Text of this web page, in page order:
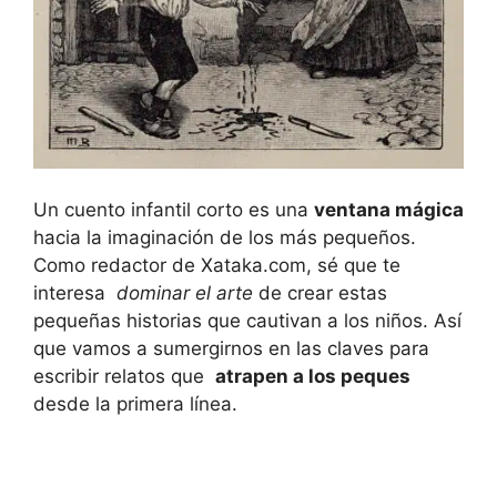
Un cuento infantil corto es una ventana mágica
hacia la imaginación de los más pequeños.
Como redactor‍ de Xataka.com, ⁣sé que ⁢te​
interesa ⁢ dominar el arte de crear estas
pequeñas historias⁤ que​ cautivan a los niños. Así
⁣que vamos a​ sumergirnos ⁣en las claves​ para
escribir relatos que ⁢ atrapen​ a los peques
desde la primera línea.